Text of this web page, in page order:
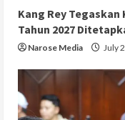
Kang Rey Tegaskan
Tahun 2027
Narose Media July